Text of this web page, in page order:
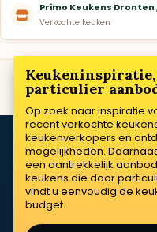
Primo Keukens
Verkochte keuken
particulier
Op zoek naar inspiratie
recent verkochte
keukenverkopers en
mogelijkheden.
een aantrekkelijk
keukens die door
vindt u eenvoudig de
budget.